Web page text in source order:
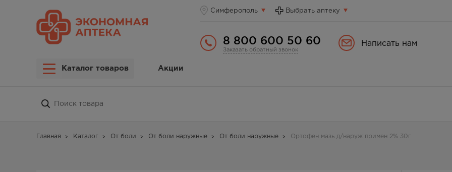
Симферополь Выбрать аптеку
8 800 600 50 60
Заказать обратный звонок
Написать нам
Каталог товаров Акции
Главная Каталог От боли От боли наружные От боли наружные Ортофен мазь д/наруж примен 2% 30г